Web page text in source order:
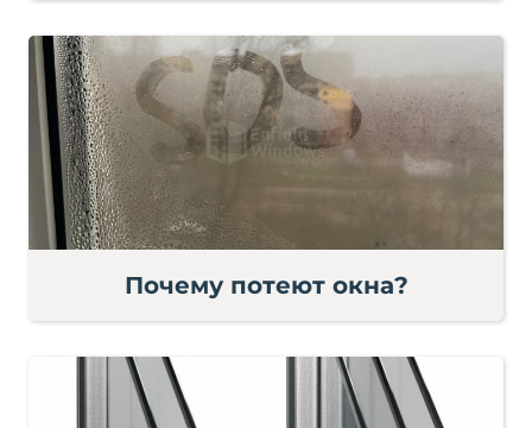
Почему потеют окна?